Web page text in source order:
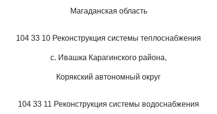
Магаданская область
104 33 10 Реконструкция системы теплоснабжения
с. Ивашка Карагинского района,
Корякский автономный округ
104 33 11 Реконструкция системы водоснабжения